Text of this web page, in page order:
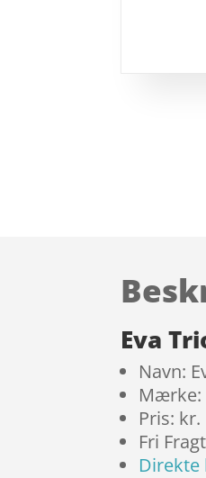
Eva
Navn:
Mærke:
Pris: kr.
Fri
Direkte